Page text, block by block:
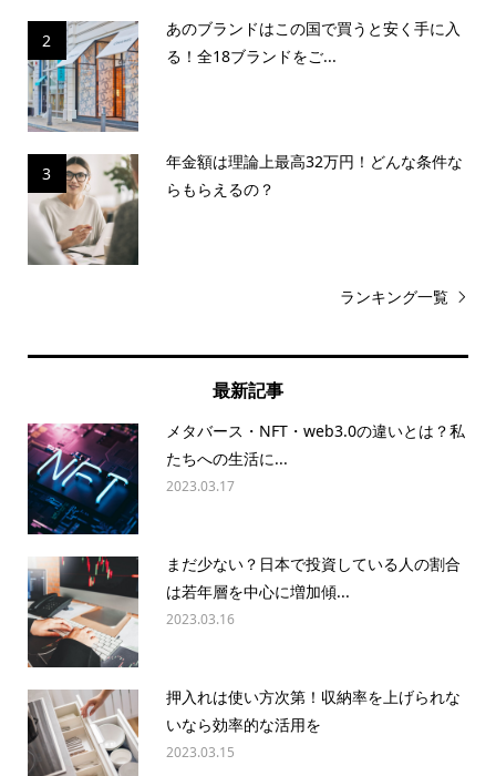
2
あのブランドはこの国で買うと安く手に入
る！全18ブランドをご...
3
年金額は理論上最高32万円！どんな条件な
らもらえるの？
ランキング一覧
最新記事
メタバース・NFT・web3.0の違いとは？私
たちへの生活に...
2023.03.17
まだ少ない？日本で投資している人の割合
は若年層を中心に増加傾...
2023.03.16
押入れは使い方次第！収納率を上げられな
いなら効率的な活用を
2023.03.15